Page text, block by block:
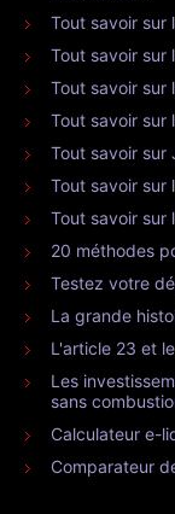
Tout savoir sur
Tout savoir sur
Tout savoir sur
Tout savoir sur
Tout savoir sur
Tout savoir sur
Tout savoir sur
20 méthodes
Testez votre
La grande
L'article 23 et
Les
sans
Calculateur e-
Comparateur